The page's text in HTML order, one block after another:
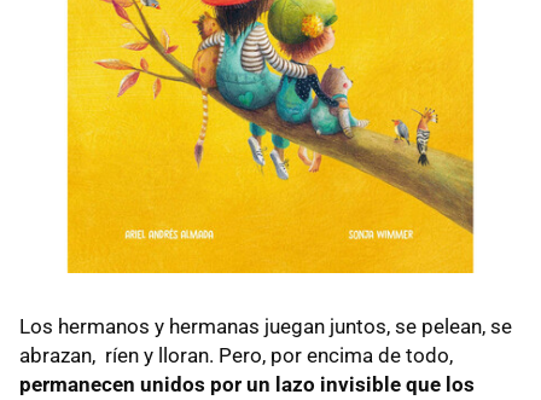
Los hermanos y hermanas juegan juntos, se pelean, se
abrazan, ríen y lloran. Pero, por encima de todo,
permanecen unidos por un lazo invisible que los